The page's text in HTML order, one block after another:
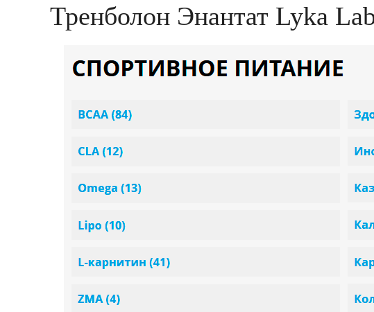
Тренболон Энантат Lyka